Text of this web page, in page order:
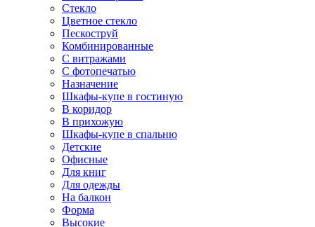
Стекло
Цветное стекло
Пескоструй
Комбинированные
С витражами
С фотопечатью
Назначение
Шкафы-купе в гостиную
В коридор
В прихожую
Шкафы-купе в спальню
Детские
Офисные
Для книг
Для одежды
На балкон
Форма
Высокие